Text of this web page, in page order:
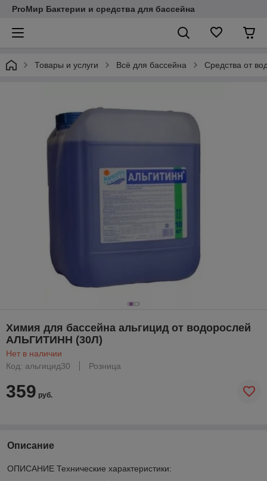
ProМир Бактерии и средства для бассейна
Товары и услуги Всё для бассейна Средства от
Химия для бассейна альгицид от водорослей
АЛЬГИТИНН (30Л)
Нет в наличии
Код: альгицид30
Розница
359 руб.
Описание
ОПИСАНИЕ Технические характеристики: